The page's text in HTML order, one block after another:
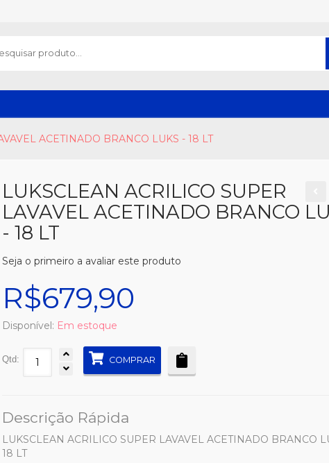
ACETINADO BRANCO LUKS - 18 LT
LUKSCLEAN ACRILICO SUPER
LAVAVEL ACETINADO BRANCO
- 18 LT
Seja o primeiro a avaliar este produto
R$679,90
Disponível: Em estoque
Qtd: COMPRAR
Descrição Rápida
LUKSCLEAN ACRILICO SUPER LAVAVEL ACETINADO BRANCO
18 LT